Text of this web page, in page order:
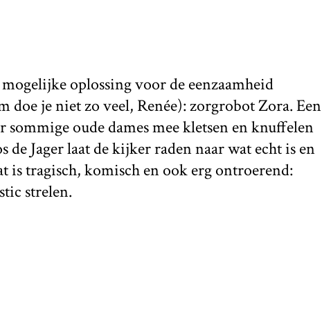
oplossing voor de eenzaamheid
doe je niet zo veel, Renée): zorgrobot Zora. Een
oude dames mee kletsen en knuffelen
de Jager laat de kijker raden naar wat echt is en
is tragisch, komisch en ook erg ontroerend:
strelen.